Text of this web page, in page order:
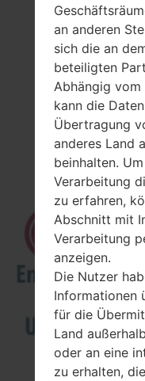
an anderen
sich die an
beteiligten
Abhängig
kann die
Übertragung
anderes Land
beinhalten.
Verarbeitung
zu erfahren,
Abschnitt mit
Verarbeitung
anzeigen.
Die Nutzer
Informationen
für die
Land
oder an eine
zu erhalten,